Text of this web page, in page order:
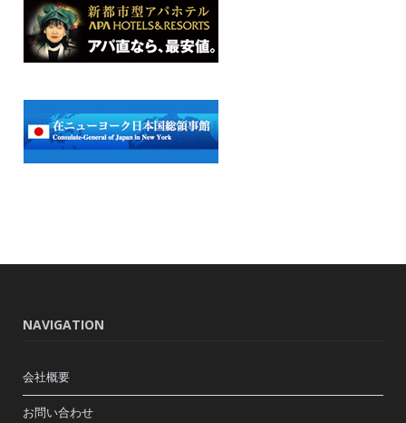
NAVIGATION
会社概要
お問い合わせ